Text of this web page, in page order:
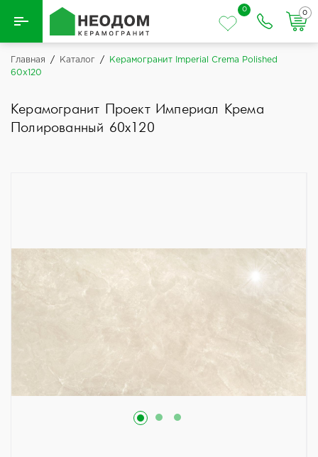
Назад
0
0
Главная / Каталог /
Керамогранит Imperial Crema Polished
60x120
Керамогранит Проект Империал Крема
Полированный 60x120